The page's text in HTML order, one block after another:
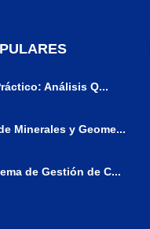
Análisis Q...
Minerales y Geome...
de Gestión de C...